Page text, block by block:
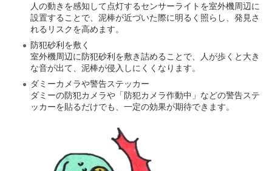
人の動きを感知して点灯するセンサーライトを室外機周辺に
設置することで、泥棒が近づいた際に明るく照らし、発見さ
れるリスクを高めます。
防犯砂利を敷く
室外機周辺に防犯砂利を敷き詰めることで、人が歩くと大き
な音が出て、泥棒が侵入しにくくなります。
ダミーカメラや警告ステッカー
ダミーの防犯カメラや「防犯カメラ作動中」などの警告ステ
ッカーを貼るだけでも、一定の効果が期待できます。